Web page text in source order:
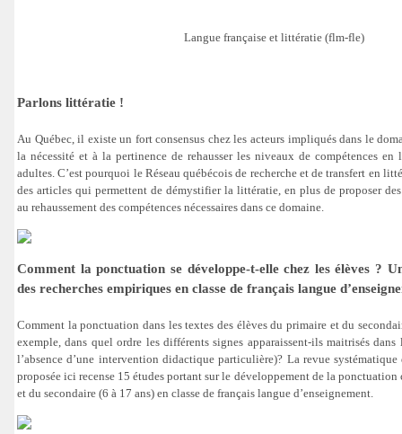
Langue française et littératie (flm-fle)
Parlons littératie !
Au Québec, il existe un fort consensus chez les acteurs impliqués dans le
la nécessité et à la pertinence de rehausser les niveaux de compétences en
adultes. C’est pourquoi le Réseau québécois de recherche et de transfert en
des articles qui permettent de démystifier la littératie, en plus de proposer
au rehaussement des compétences nécessaires dans ce domaine.
Comment la ponctuation se développe-t-elle chez les élèves ?
des recherches empiriques en classe de français langue
Comment la ponctuation dans les textes des élèves du primaire et du
exemple, dans quel ordre les différents signes apparaissent-ils maitrisés
l’absence d’une intervention didactique particulière)? La revue systématique
proposée ici recense 15 études portant sur le développement de la ponctuation
et du secondaire (6 à 17 ans) en classe de français langue d’enseignement.